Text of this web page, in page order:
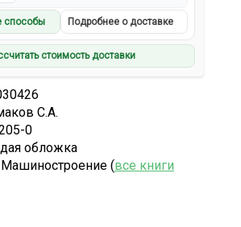
способы Подробнее о доставке
стоимость доставки
С.А.
0
обложка
Машиностроение (все книги